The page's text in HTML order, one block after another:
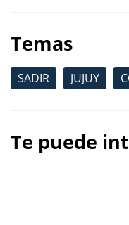
Temas
SADIR JUJUY
Te puede